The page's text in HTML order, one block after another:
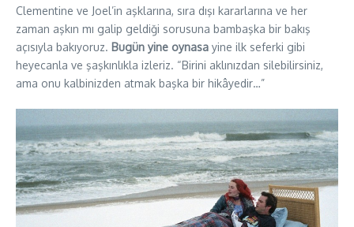
Clementine ve Joel’in aşklarına, sıra dışı kararlarına ve her
zaman aşkın mı galip geldiği sorusuna bambaşka bir bakış
açısıyla bakıyoruz. Bugün yine oynasa yine ilk seferki gibi
heyecanla ve şaşkınlıkla izleriz. “Birini aklınızdan silebilirsiniz,
ama onu kalbinizden atmak başka bir hikâyedir…”